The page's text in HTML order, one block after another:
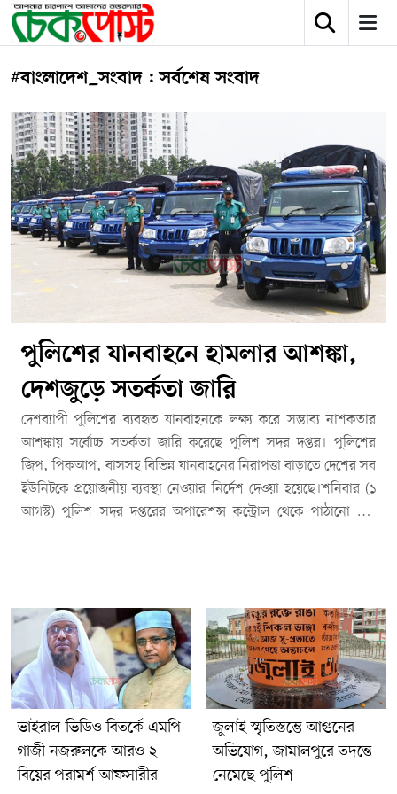
#বাংলাদেশ_সংবাদ : সর্বশেষ সংবাদ
পুলিশের যানবাহনে হামলার আশঙ্কা,
দেশজুড়ে সতর্কতা জারি
দেশব্যাপী পুলিশের ব্যবহৃত যানবাহনকে লক্ষ্য করে সম্ভাব্য নাশকতার
আশঙ্কায় সর্বোচ্চ সতর্কতা জারি করেছে পুলিশ সদর দপ্তর। পুলিশের
জিপ, পিকআপ, বাসসহ বিভিন্ন যানবাহনের নিরাপত্তা বাড়াতে দেশের সব
ইউনিটকে প্রয়োজনীয় ব্যবস্থা নেওয়ার নির্দেশ দেওয়া হয়েছে।শনিবার (১
আগস্ট) পুলিশ সদর দপ্তরের অপারেশন্স কন্ট্রোল থেকে পাঠানো এক
ধরনের অবহেলা করা যাবে না। সাময়িকভাবে যানবাহন থামানোর
প্রয়োজন হলে তা নিরাপদ স্থানে রাখতে হবে এবং দায়িত্বপ্রাপ্ত সদস্যদের
নজরদারিতে রাখতে হবে।নির্দেশনায় আরও বলা হয়েছে, চালক বা
দায়িত্বপ্রাপ্ত সদস্য ছাড়া কোনো পুলিশি যানবাহন ফেলে রাখা যাবে না।
থানা, পুলিশ লাইন, অফিস কম্পাউন্ডসহ নির্ধারিত স্থানে রাখা
যানবাহনের নিরাপত্তা বাড়াতে নিয়মিত টহল ও নজরদারির ওপর গুরুত্ব
দেওয়া হয়েছে।পুলিশ সদর দপ্তর বিষয়টিকে ‘অতীব গুরুত্বপূর্ণ’ উল্লেখ
করে মহানগর, রেঞ্জ, জেলা ও ইউনিট পর্যায়ের কর্মকর্তাদের নির্দেশনা
কঠোরভাবে বাস্তবায়নের আহ্বান জানিয়েছে।সংশ্লিষ্ট সূত্র জানায়,
আইনশৃঙ্খলা পরিস্থিতি ও নিরাপত্তা ইস্যুতে সতর্কতামূলক পদক্ষেপ
ভাইরাল ভিডিও বিতর্কে এমপি
গাজী নজরুলকে আরও ২
বিয়ের পরামর্শ আফসারীর
জুলাই স্মৃতিস্তম্ভে আগুনের
অভিযোগ, জামালপুরে তদন্তে
নেমেছে পুলিশ